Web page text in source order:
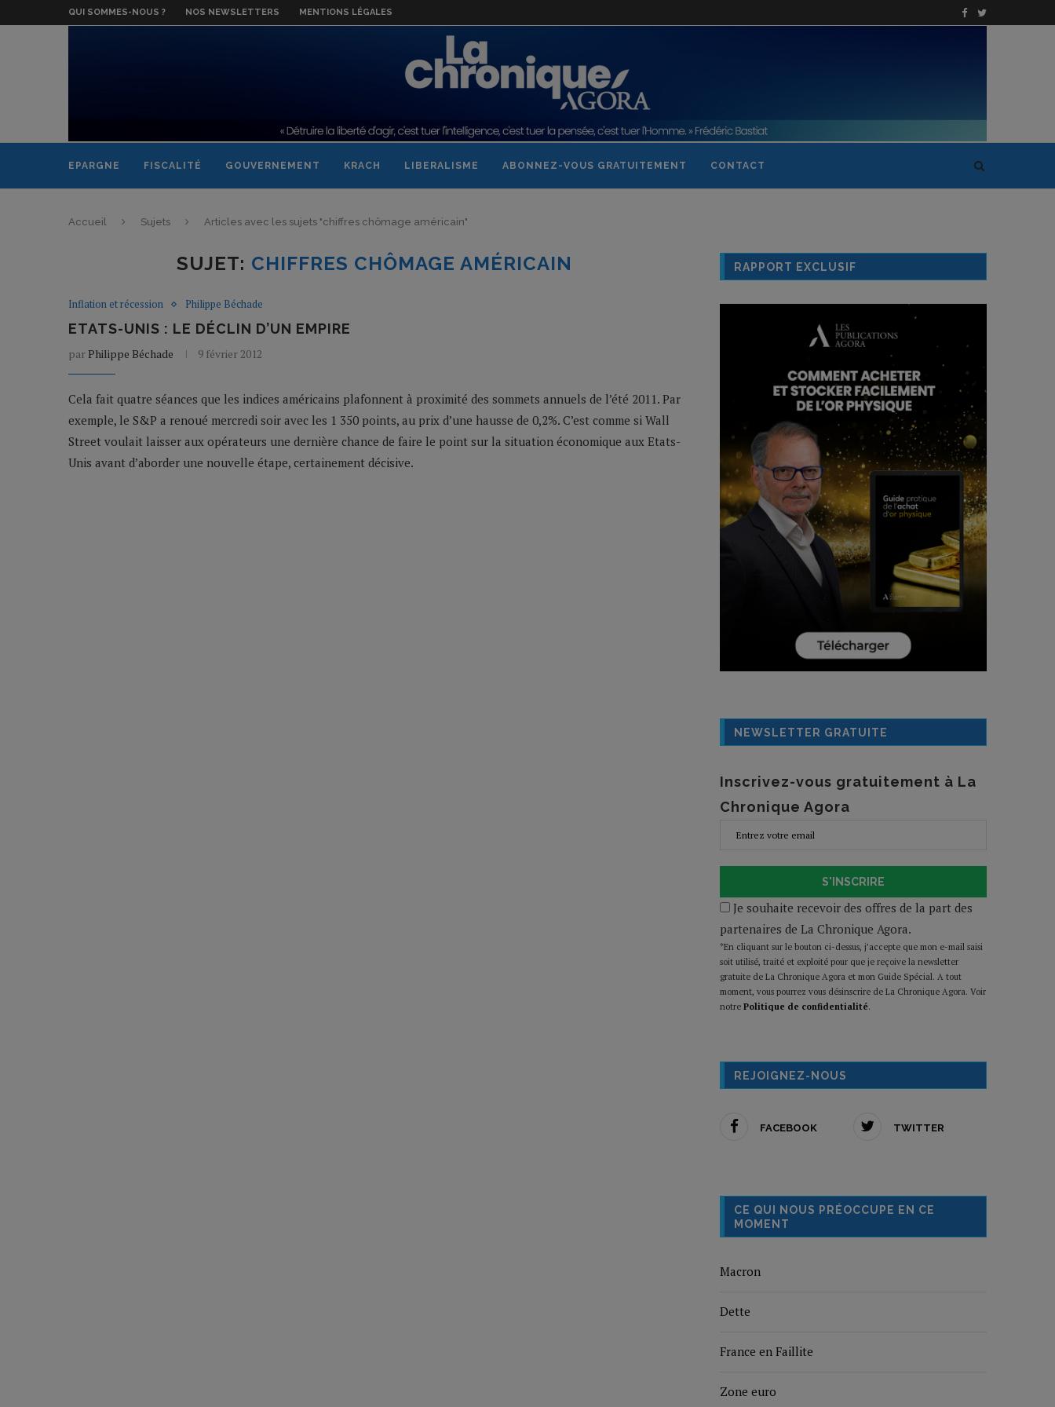
QUI SOMMES-NOUS ? NOS NEWSLETTERS MENTIONS LÉGALES
EPARGNE FISCALITÉ GOUVERNEMENT KRACH LIBERALISME ABONNEZ-VOUS GRATUITEMENT CONTACT
Accueil Sujets Articles avec les sujets "chiffres chômage américain"
SUJET: CHIFFRES CHÔMAGE AMÉRICAIN
Inflation et récession Philippe Béchade
ETATS-UNIS : LE DÉCLIN D’UN EMPIRE
par Philippe Béchade 9 février 2012
Cela fait quatre séances que les indices américains plafonnent à proximité des sommets annuels de l’été 2011. Par
exemple, le S&P a renoué mercredi soir avec les 1 350 points, au prix d’une hausse de 0,2%. C’est comme si Wall
Street voulait laisser aux opérateurs une dernière chance de faire le point sur la situation économique aux Etats-
Unis avant d’aborder une nouvelle étape, certainement décisive.
RAPPORT EXCLUSIF
NEWSLETTER GRATUITE
Inscrivez-vous gratuitement à La
Chronique Agora
S'INSCRIRE
Je souhaite recevoir des offres de la part des
partenaires de La Chronique Agora.
*En cliquant sur le bouton ci-dessus, j’accepte que mon e-mail saisi
soit utilisé, traité et exploité pour que je reçoive la newsletter
gratuite de La Chronique Agora et mon Guide Spécial. A tout
moment, vous pourrez vous désinscrire de La Chronique Agora. Voir
notre Politique de confidentialité.
REJOIGNEZ-NOUS
FACEBOOK TWITTER
CE QUI NOUS PRÉOCCUPE EN CE
MOMENT
Macron
Dette
France en Faillite
Zone euro